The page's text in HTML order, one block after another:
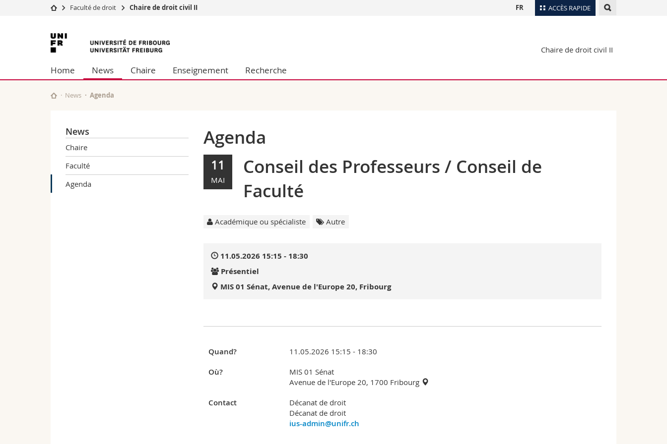
ACCÈS RAPIDE
Université
Recherche
Université
Formation continue
Sciences économiques et sociales et management
Lettres et sciences humaines
Chercheurs
Plan d'accès
Webmail
FR
Faculté de droit Chaire de droit civil II
Université
de
Fribourg
Chaire de droit civil II
Home News Chaire Enseignement Recherche
News Agenda
News
Chaire
Faculté
Agenda
Agenda
11
MAI
Conseil des Professeurs / Conseil de
Faculté
Académique ou spécialiste Autre
11.05.2026 15:15 - 18:30
Présentiel
MIS 01 Sénat, Avenue de l'Europe 20, Fribourg
Quand? 11.05.2026 15:15 - 18:30
Où?
MIS 01 Sénat
Avenue de l'Europe 20, 1700 Fribourg
Contact
Décanat de droit
Décanat de droit
ius-admin@unifr.ch